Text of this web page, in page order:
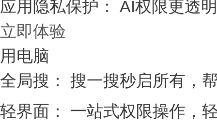
应用隐私保护：
AI权限更透
立即体验
用电脑
全局搜：
搜一搜秒启所有，
轻界面：
一站式权限操作，